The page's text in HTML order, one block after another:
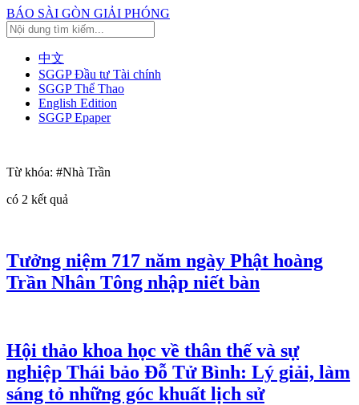
BÁO SÀI GÒN GIẢI PHÓNG
中文
SGGP Đầu tư Tài chính
SGGP Thể Thao
English Edition
SGGP Epaper
Từ khóa: #Nhà Trần
có 2 kết quả
Tưởng niệm 717 năm ngày Phật hoàng
Trần Nhân Tông nhập niết bàn
Hội thảo khoa học về thân thế và sự
nghiệp Thái bảo Đỗ Tử Bình: Lý giải, làm
sáng tỏ những góc khuất lịch sử